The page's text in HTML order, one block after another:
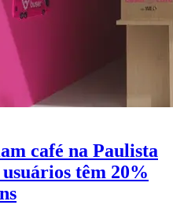
café na Paulista
têm 20%